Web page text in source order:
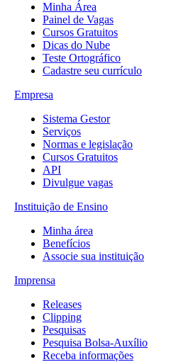
Minha Área
Painel de Vagas
Cursos Gratuitos
Dicas do Nube
Teste Ortográfico
Cadastre seu currículo
Empresa
Sistema Gestor
Serviços
Normas e legislação
Cursos Gratuitos
API
Divulgue vagas
Instituição de Ensino
Minha área
Benefícios
Associe sua instituição
Imprensa
Releases
Clipping
Pesquisas
Pesquisa Bolsa-Auxílio
Receba informações